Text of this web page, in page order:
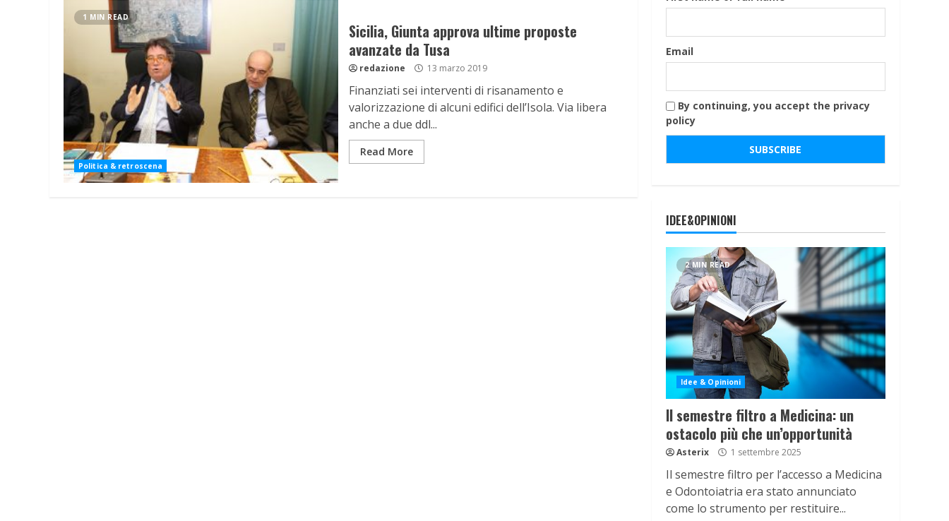
1 MIN READ
Politica & retroscena
Sicilia, Giunta approva ultime proposte
avanzate da Tusa
redazione 13 marzo 2019
Finanziati sei interventi di risanamento e
valorizzazione di alcuni edifici dell’Isola. Via libera
anche a due ddl...
Read More
Email
By continuing, you accept the privacy
policy
IDEE&OPINIONI
2 MIN READ
Idee & Opinioni
Il semestre filtro a Medicina: un
ostacolo più che un’opportunità
Asterix 1 settembre 2025
Il semestre filtro per l’accesso a Medicina
e Odontoiatria era stato annunciato
come lo strumento per restituire...